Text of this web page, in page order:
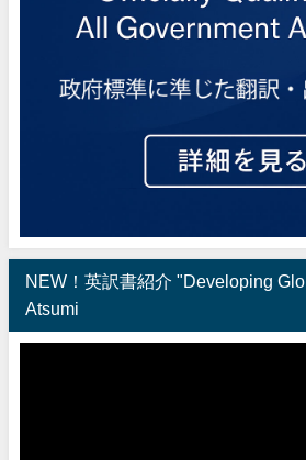
NEW！英訳書紹介 "Developing
Atsumi